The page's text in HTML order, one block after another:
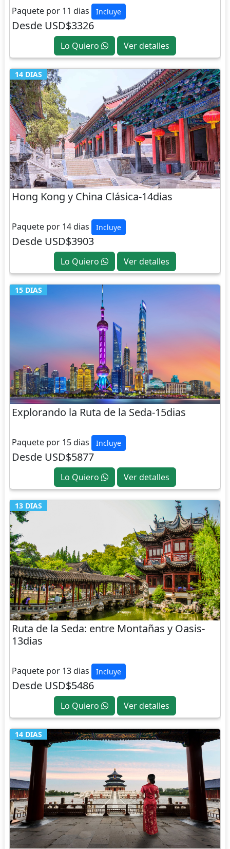
Paquete por 11 dias Incluye
Desde USD$3326
Lo Quiero Ver detalles
14 DIAS
Hong Kong y China Clásica-14dias
Paquete por 14 dias Incluye
Desde USD$3903
Lo Quiero Ver detalles
15 DIAS
Explorando la Ruta de la Seda-15dias
Paquete por 15 dias Incluye
Desde USD$5877
Lo Quiero Ver detalles
13 DIAS
Ruta de la Seda: entre Montañas y Oasis-
13dias
Paquete por 13 dias Incluye
Desde USD$5486
Lo Quiero Ver detalles
14 DIAS